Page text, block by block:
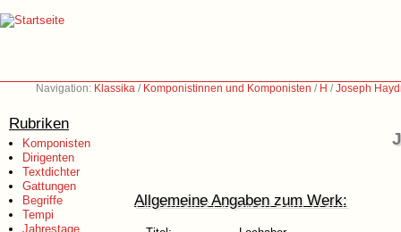
Navigation: Klassika / Komponistinnen und Komponisten / H /Joseph
Rubriken
Komponisten
Dirigenten
Textdichter
Gattungen
Begriffe
Tempi
Jahrestage
Allgemeine Angaben zum Werk: